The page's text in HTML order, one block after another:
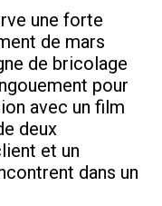
une forte
de mars
de bricolage
pour
avec un film
deux
et un
dans un